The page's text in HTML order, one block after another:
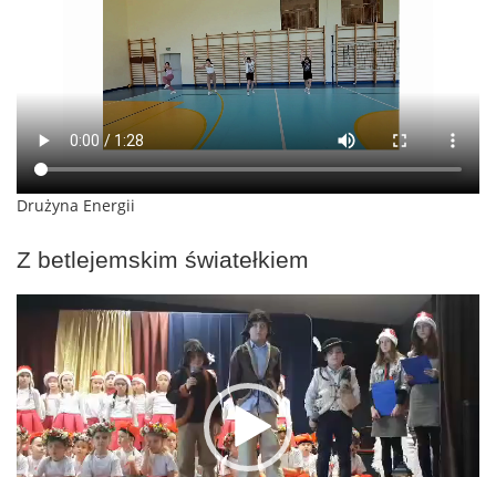
Drużyna Energii
Z betlejemskim światełkiem
Odtwarzacz